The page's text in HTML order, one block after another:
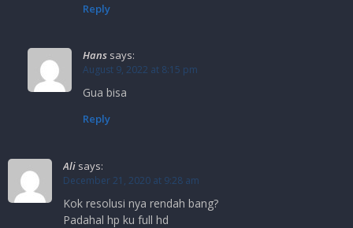
Reply
Hans says:
August 9, 2022 at 8:15 pm
Gua bisa
Reply
Ali says:
December 21, 2020 at 9:28 am
Kok resolusi nya rendah bang?
Padahal hp ku full hd